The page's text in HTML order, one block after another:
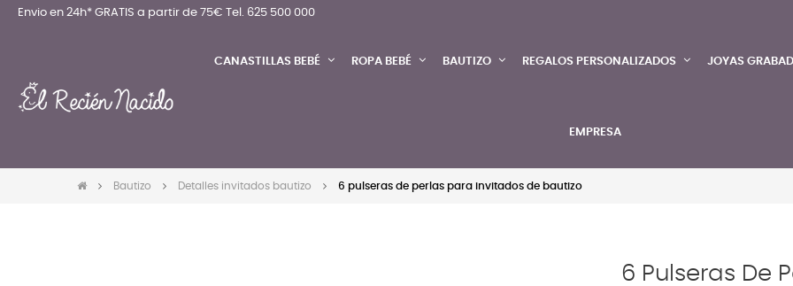
Envio en 24h* GRATIS a partir de 75€ Tel. 625 500 000
CANASTILLAS BEBÉ ROPA BEBÉ BAUTIZO REGALOS PERSONALIZADOS JOYAS
EMPRESA
Bautizo Detalles invitados bautizo 6 pulseras de perlas para invitados de bautizo
6 Pulseras De